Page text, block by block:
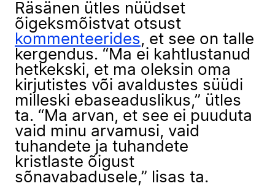
Räsänen ütles nüüdset
õigeksmõistvat otsust
kommenteerides, et see on talle
kergendus. “Ma ei kahtlustanud
hetkekski, et ma oleksin oma
kirjutistes või avaldustes süüdi
milleski ebaseaduslikus,” ütles
ta. “Ma arvan, et see ei puuduta
vaid minu arvamusi, vaid
tuhandete ja tuhandete
kristlaste õigust
sõnavabadusele,” lisas ta.